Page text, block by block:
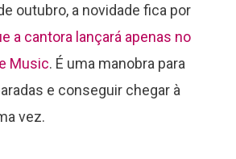
outubro, a novidade fica por
a cantora lançará apenas no
Music. É uma manobra para
e conseguir chegar à
vez.